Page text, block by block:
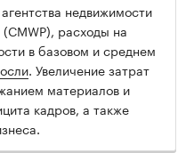
недвижимости
расходы на
в базовом и среднем
. Увеличение затрат
материалов и
кадров, а также